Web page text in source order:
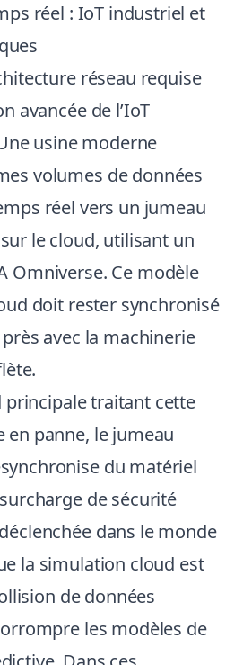
réel : IoT industriel et
réseau requise
avancée de l’IoT
usine moderne
volumes de données
réel vers un jumeau
le cloud, utilisant un
Omniverse. Ce modèle
doit rester synchronisé
avec la machinerie
principale traitant cette
panne, le jumeau
du matériel
de sécurité
dans le monde
la simulation cloud est
de données
les modèles de